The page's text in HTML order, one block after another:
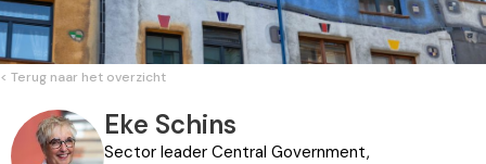
< Terug naar het overzicht
Eke Schins
Sector leader Central Government,